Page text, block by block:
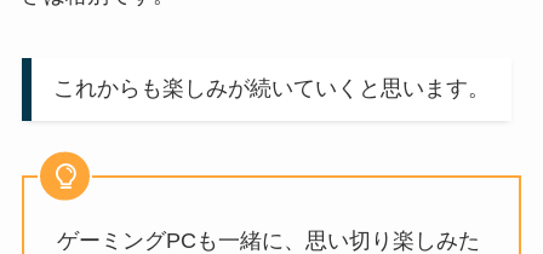
これからも楽しみが続いていくと思います。
ゲーミングPCも一緒に、思い切り楽しみた